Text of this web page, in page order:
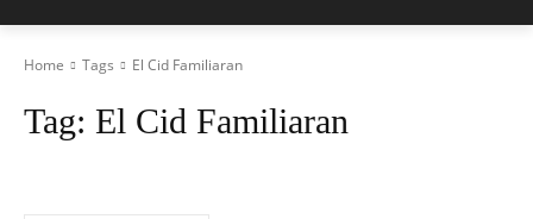
Home Tags El Cid Familiaran
Tag: El Cid Familiaran